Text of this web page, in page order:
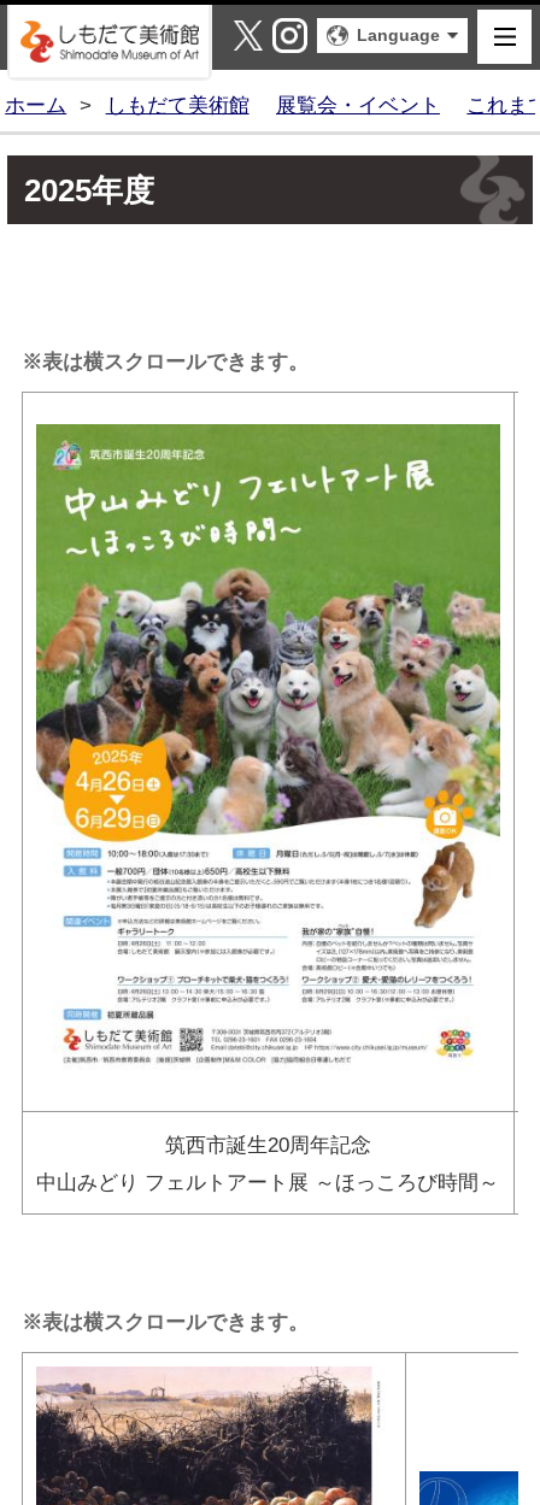
しもだて美術館
X Instagram
Language
ホーム > しもだて美術館 展覧会・イベント これま
2025年度
※表は横スクロールできます。
筑西市誕生20周年記念
中山みどり フェルトアート展 ～ほっころび時間～
※表は横スクロールできます。